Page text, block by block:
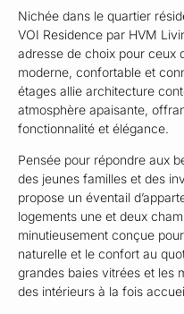
Nichée dans le quartier
VOI Residence par HVM
adresse de choix pour ceux
moderne, confortable et
étages allie architecture
atmosphère apaisante,
fonctionnalité et élégance.
Pensée pour répondre aux
des jeunes familles et des
propose un éventail
logements une et deux
minutieusement conçue
naturelle et le confort au
grandes baies vitrées et les
des intérieurs à la fois